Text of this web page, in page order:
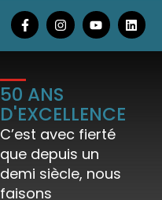
50 ANS
D'EXCELLENCE
C’est avec fierté
que depuis un
demi siècle, nous
faisons